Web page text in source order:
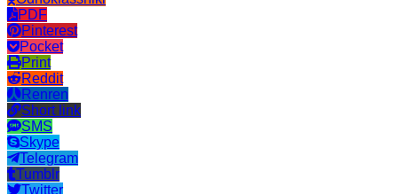
PDF
Pinterest
Pocket
Print
Reddit
Renren
Short link
SMS
Skype
Telegram
Tumblr
Twitter